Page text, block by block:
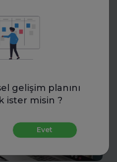
gelişim planını
ister misin ?
Evet
adımlar atın.